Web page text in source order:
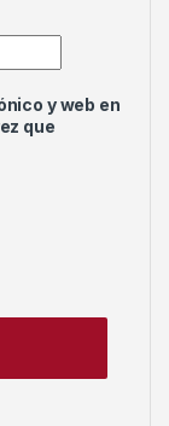
y web en
que